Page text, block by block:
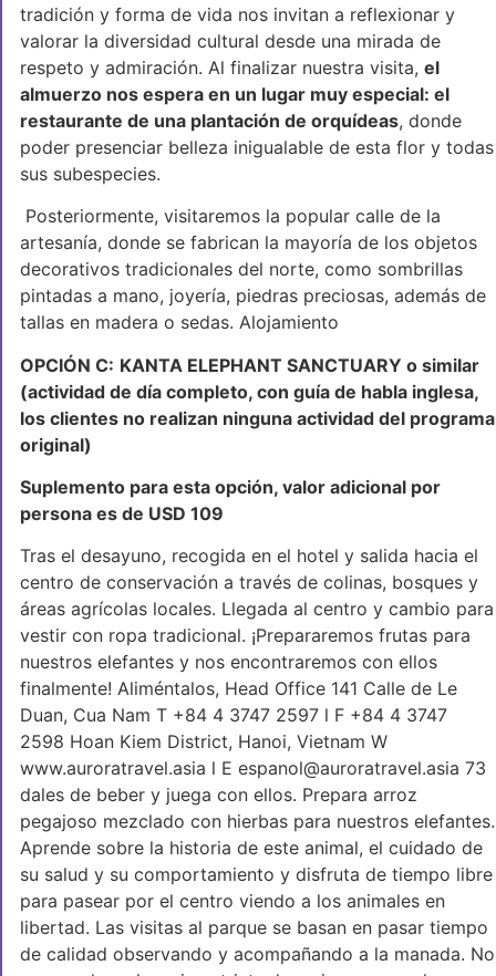
tradición y forma de vida nos invitan a reflexionar y
valorar la diversidad cultural desde una mirada de
respeto y admiración. Al finalizar nuestra visita, el
almuerzo nos espera en un lugar muy especial: el
restaurante de una plantación de orquídeas, donde
poder presenciar belleza inigualable de esta flor y todas
sus subespecies.
Posteriormente, visitaremos la popular calle de la
artesanía, donde se fabrican la mayoría de los objetos
decorativos tradicionales del norte, como sombrillas
pintadas a mano, joyería, piedras preciosas, además de
tallas en madera o sedas. Alojamiento
OPCIÓN C: KANTA ELEPHANT SANCTUARY o similar
(actividad de día completo, con guía de habla inglesa,
los clientes no realizan ninguna actividad del programa
original)
Suplemento para esta opción, valor adicional por
persona es de USD 109
Tras el desayuno, recogida en el hotel y salida hacia el
centro de conservación a través de colinas, bosques y
áreas agrícolas locales. Llegada al centro y cambio para
vestir con ropa tradicional. ¡Prepararemos frutas para
nuestros elefantes y nos encontraremos con ellos
finalmente! Aliméntalos, Head Office 141 Calle de Le
Duan, Cua Nam T +84 4 3747 2597 l F +84 4 3747
2598 Hoan Kiem District, Hanoi, Vietnam W
www.auroratravel.asia l E espanol@auroratravel.asia 73
dales de beber y juega con ellos. Prepara arroz
pegajoso mezclado con hierbas para nuestros elefantes.
Aprende sobre la historia de este animal, el cuidado de
su salud y su comportamiento y disfruta de tiempo libre
para pasear por el centro viendo a los animales en
libertad. Las visitas al parque se basan en pasar tiempo
de calidad observando y acompañando a la manada. No